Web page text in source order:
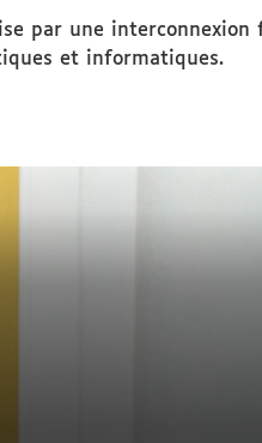
par une
et informatiques.